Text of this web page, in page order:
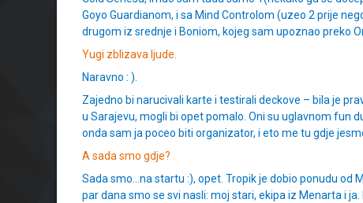
Goyo Guardianom, i sa Mind Controlom (uzeo 2 prije
drugom iz srednje i Boniom, kojeg sam upoznao preko
Yugi zblizava ljude.
Naravno : ).
Zajedno bi narucivali karte i testirali deckove – bila je
u Sarajevu, mogli bi opet pomalo. Oni su uglavnom fun
onda sam ja poceo biti organizator, i eto me tu gdje
A sada smo gdje?
Sada smo…na startu :), opet. Tropik je dobio ponudu
par dana smo se svi nasli: moj stari, ekipa iz Menarta i